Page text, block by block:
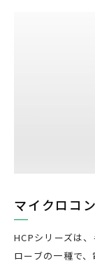
マイクロコ
HCPシリーズは
ローブの一種で